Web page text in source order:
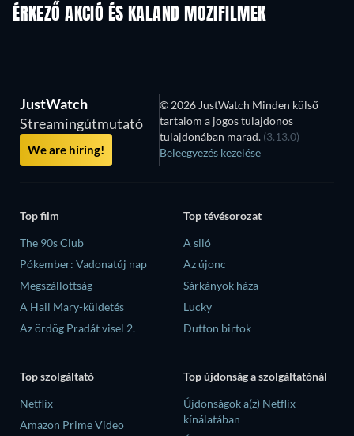
ÉRKEZŐ AKCIÓ ÉS KALAND MOZIFILMEK
JustWatch
Streamingútmutató
We are hiring!
© 2026 JustWatch Minden külső
tartalom a jogos tulajdonos
tulajdonában marad. (3.13.0)
Beleegyezés kezelése
Top film
The 90s Club
Pókember: Vadonatúj nap
Megszállottság
A Hail Mary-küldetés
Az ördög Pradát visel 2.
Top tévésorozat
A siló
Az újonc
Sárkányok háza
Lucky
Dutton birtok
Top szolgáltató
Netflix
Amazon Prime Video
Top újdonság a szolgáltatónál
Újdonságok a(z) Netflix
kínálatában